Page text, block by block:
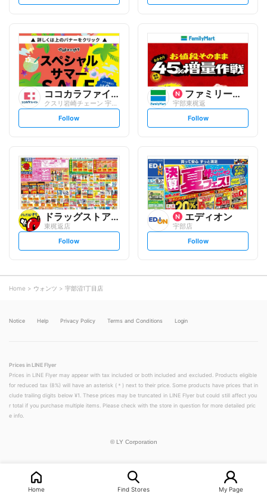
t
l
o
w
t
o
ココカラファイン
クスリ岩崎チェーン 宇部琴芝店
s
t
l
o
w
Follow
ファミリーマート
宇部東梶返
s
t
o
w
Follow
ドラッグストアモリ
東梶返店
s
t
o
w
Follow
エディオン
宇部店
s
t
Follow
Home ウォンツ 宇部沼1丁目店
Notice Help Privacy Policy Terms and Conditions Login
Prices in LINE Flyer
Prices in LINE Flyer may appear with tax included or both included and excluded. Products eligible
for reduced tax (8%) will have an asterisk (＊) next to their price. Some products have prices that in
clude trailing digits below ¥1. These prices may be truncated in LINE Flyer but could still affect you
r total if you purchase multiple items. Please check with the store in question for more detailed pric
e info.
© LY Corporation
Home Find Stores My Page